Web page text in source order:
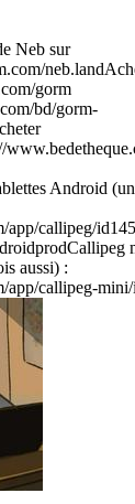
Neb sur
gorm
bd/gorm-
Android
app/callipeg/
aussi) :
app/callipeg-